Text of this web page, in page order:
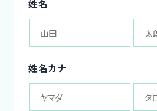
姓名
姓名カナ